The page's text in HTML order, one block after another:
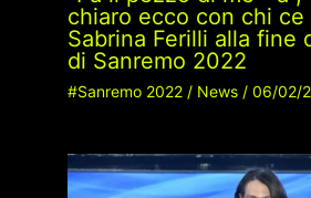
chiaro ecco con chi ce
Sabrina Ferilli alla fine
di Sanremo 2022
#Sanremo 2022/ News/ 06/02/